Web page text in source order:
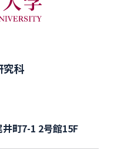
究科
町7-1 2号館15F